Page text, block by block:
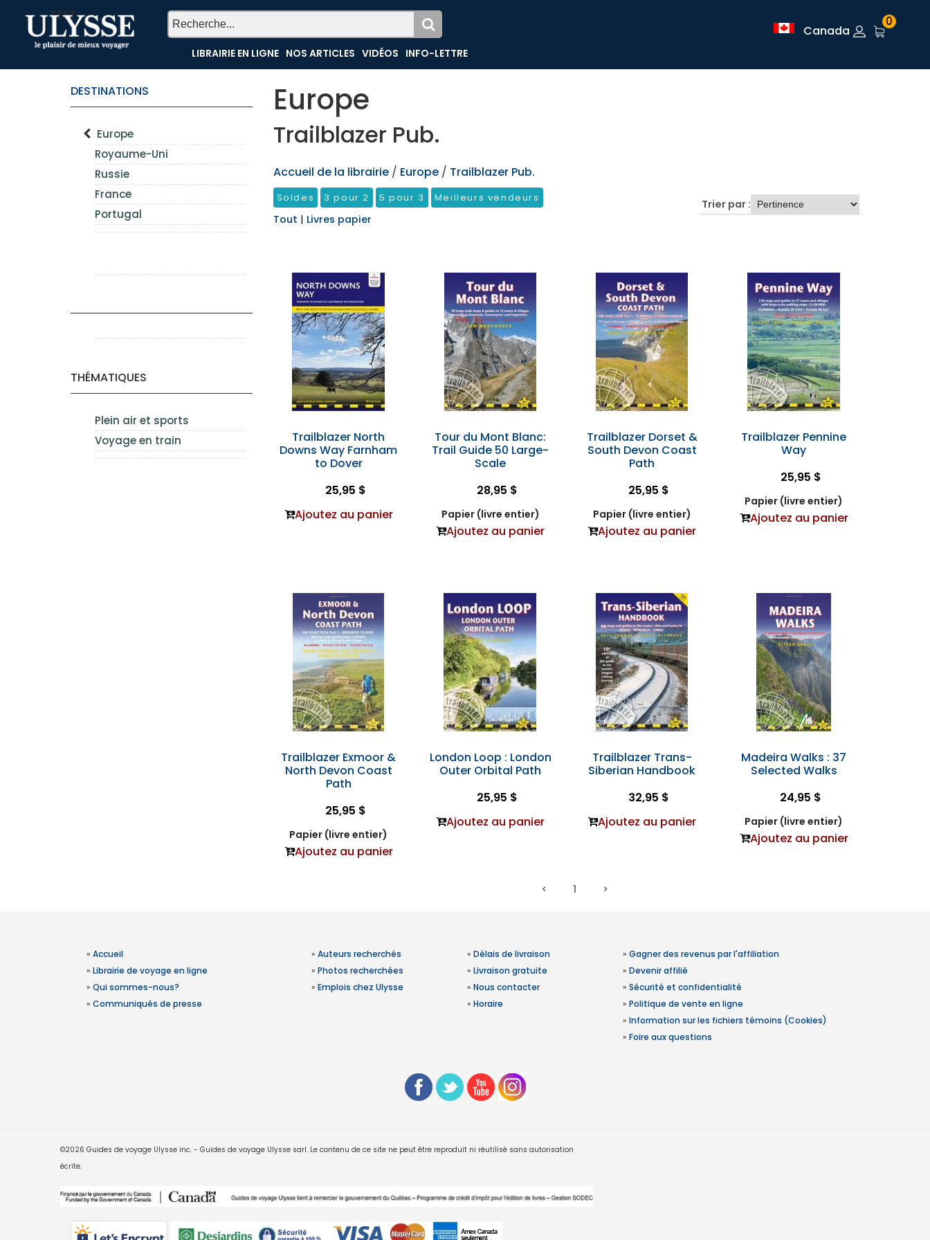
TEST
LIBRAIRIE EN LIGNE NOS ARTICLES VIDÉOS INFO-LETTRE
Canada
0
DESTINATIONS
Europe
Royaume-Uni
Russie
France
Portugal
THÉMATIQUES
Plein air et sports
Voyage en train
Europe
Trailblazer Pub.
Accueil de la librairie / Europe / Trailblazer Pub.
Soldes 3 pour 2 5 pour 3 Meilleurs vendeurs
Tout | Livres papier
Trier par :
Trailblazer North
Downs Way Farnham
to Dover
25,95 $
Ajoutez au panier
Tour du Mont Blanc:
Trail Guide 50 Large-
Scale
28,95 $
Papier (livre entier)
Ajoutez au panier
Trailblazer Dorset &
South Devon Coast
Path
25,95 $
Papier (livre entier)
Ajoutez au panier
Trailblazer Pennine
Way
25,95 $
Papier (livre entier)
Ajoutez au panier
Trailblazer Exmoor &
North Devon Coast
Path
25,95 $
Papier (livre entier)
Ajoutez au panier
London Loop : London
Outer Orbital Path
25,95 $
Ajoutez au panier
Trailblazer Trans-
Siberian Handbook
32,95 $
Ajoutez au panier
Madeira Walks : 37
Selected Walks
24,95 $
Papier (livre entier)
Ajoutez au panier
1
» Accueil
» Librairie de voyage en ligne
» Qui sommes-nous?
» Communiqués de presse
» Auteurs recherchés
» Photos recherchées
» Emplois chez Ulysse
» Délais de livraison
» Livraison gratuite
» Nous contacter
» Horaire
» Gagner des revenus par l'affiliation
» Devenir affilié
» Sécurité et confidentialité
» Politique de vente en ligne
» Information sur les fichiers témoins (Cookies)
» Foire aux questions
©2026 Guides de voyage Ulysse inc. - Guides de voyage Ulysse sarl. Le contenu de ce site ne peut être reproduit ni réutilisé sans autorisation
écrite.